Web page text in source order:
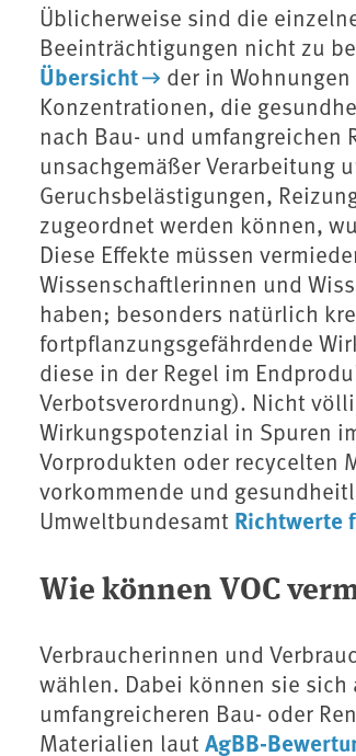
Üblicherweise sind die
Beeinträchtigungen nicht zu
Übersicht
der in
Konzentrationen, die
nach Bau- und umfangreichen
unsachgemäßer Verarbeitung
Geruchsbelästigungen,
zugeordnet werden können,
Diese Effekte müssen
Wissenschaftlerinnen und
haben; besonders natürlich
fortpflanzungsgefährdende
diese in der Regel im
Verbotsverordnung). Nicht
Wirkungspotenzial in Spuren
Vorprodukten oder recycelten
vorkommende und
Umweltbundesamt Richtwerte
Wie können VOC
Verbraucherinnen und
wählen. Dabei können sie
umfangreicheren Bau- oder
Materialien laut AgBB-